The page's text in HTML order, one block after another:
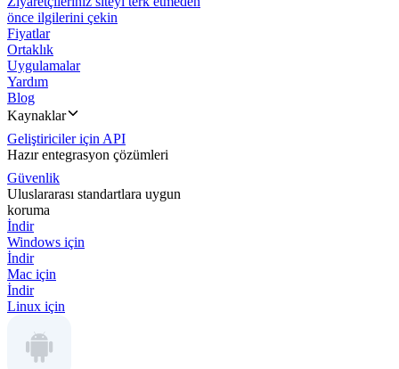
önce ilgilerini çekin
Fiyatlar
Ortaklık
Uygulamalar
Yardım
Blog
Kaynaklar
Geliştiriciler için API
Hazır entegrasyon çözümleri
Güvenlik
Uluslararası standartlara uygun
koruma
İndir
Windows için
İndir
Mac için
İndir
Linux için